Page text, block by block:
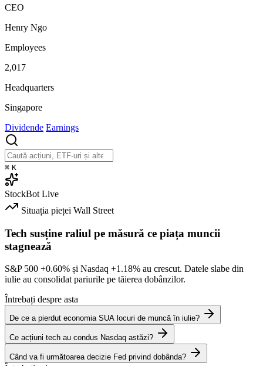
CEO
Henry Ngo
Employees
2,017
Headquarters
Singapore
Dividende Earnings
⌘ K
StockBot Live
Situația pieței Wall Street
Tech susține raliul pe măsură ce piața muncii
stagnează
S&P 500 +0.60% și Nasdaq +1.18% au crescut. Datele slabe din
iulie au consolidat pariurile pe tăierea dobânzilor.
Întrebați despre asta
De ce a pierdut economia SUA locuri de muncă în iulie?
Ce acțiuni tech au condus Nasdaq astăzi?
Când va fi următoarea decizie Fed privind dobânda?